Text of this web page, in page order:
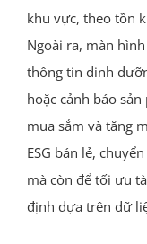
khu vực, theo tồn
Ngoài ra, màn
thông tin dinh
hoặc cảnh báo
mua sắm và tăng
ESG bán lẻ,
mà còn để tối ưu
định dựa trên dữ